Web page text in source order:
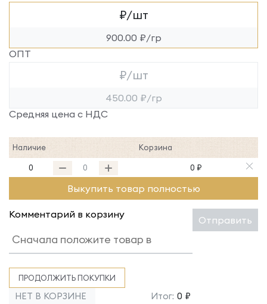
₽/шт
900.00 ₽/гр
ОПТ
₽/шт
450.00 ₽/гр
Средняя цена с НДС
Наличие Корзина
0 0 ₽
Выкупить товар полностью
Комментарий в корзину Отправить
ПРОДОЛЖИТЬ ПОКУПКИ
НЕТ В КОРЗИНЕ Итог: 0 ₽